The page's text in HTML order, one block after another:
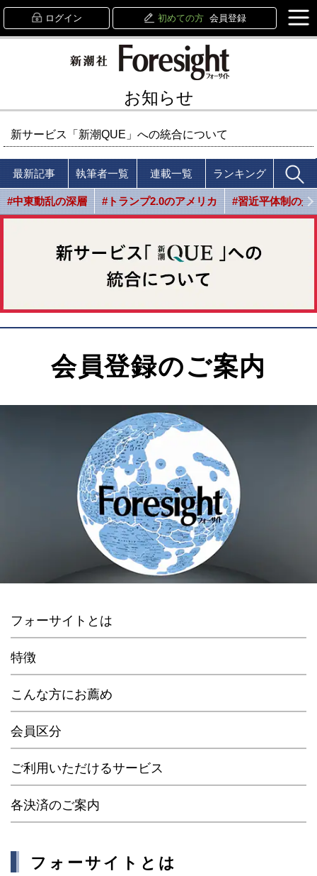
ログイン 初めての方 会員登録
お知らせ
新サービス「新潮QUE」への統合について
最新記事 執筆者一覧 連載一覧 ランキング
#中東動乱の深層 #トランプ2.0のアメリカ #習近平体制の光
会員登録のご案内
フォーサイトとは
特徴
こんな方にお薦め
会員区分
ご利用いただけるサービス
各決済のご案内
フォーサイトとは